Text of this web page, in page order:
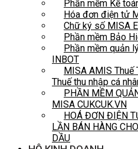
Phần mềm Kế
Hóa đơn điện tử
Chữ ký số MISA
Phần mềm Bảo
Phần mềm quản
INBOT
MISA AMIS Thuế
Thuế thu nhập cá
PHẦN MỀM
MISA CUKCUK.VN
HOÁ ĐƠN ĐIỆN
LẦN BÁN HÀNG
DẦU